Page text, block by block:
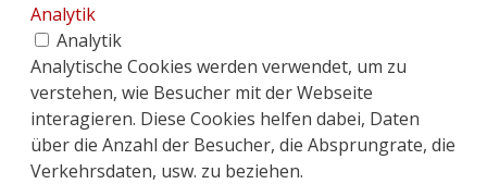
Analytik
Analytik
Analytische Cookies werden verwendet, um zu
verstehen, wie Besucher mit der Webseite
interagieren. Diese Cookies helfen dabei, Daten
über die Anzahl der Besucher, die Absprungrate, die
Verkehrsdaten, usw. zu beziehen.